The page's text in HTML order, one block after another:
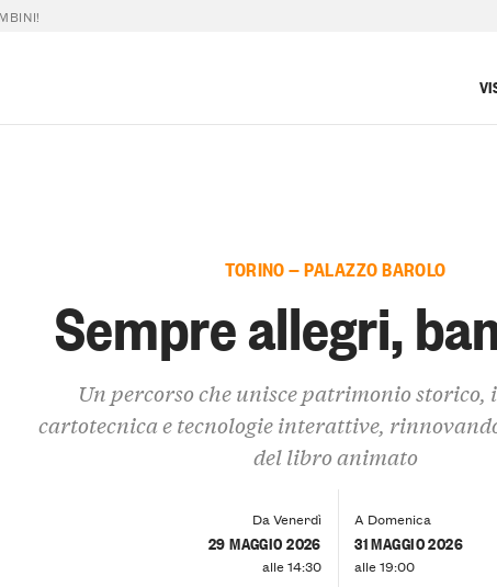
TORINO — PALAZZO BAROLO
Sempre allegri,
Un percorso che unisce patrimonio storico,
cartotecnica e tecnologie interattive,
del libro animato
Da Venerdì
29 MAGGIO 2026
alle 14:30
A Domenica
31 MAGGIO 2026
alle 19:00